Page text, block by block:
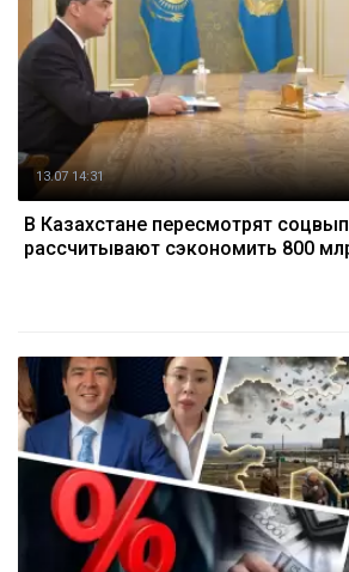
13.07 14:31
В Казахстане пересмотрят
рассчитывают сэкономить 800